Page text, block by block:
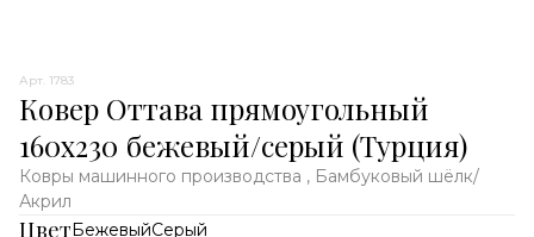
Арт. 1783
Ковер Оттава прямоугольный
160х230 бежевый/серый (Турция)
Ковры машинного производства , Бамбуковый шёлк/
Акрил
ЦветБежевыйСерый